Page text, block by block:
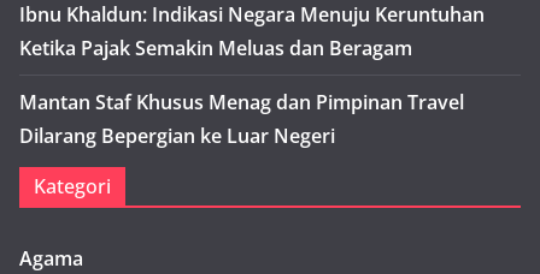
Ibnu Khaldun: Indikasi Negara Menuju Keruntuhan
Ketika Pajak Semakin Meluas dan Beragam
Mantan Staf Khusus Menag dan Pimpinan Travel
Dilarang Bepergian ke Luar Negeri
Kategori
Agama